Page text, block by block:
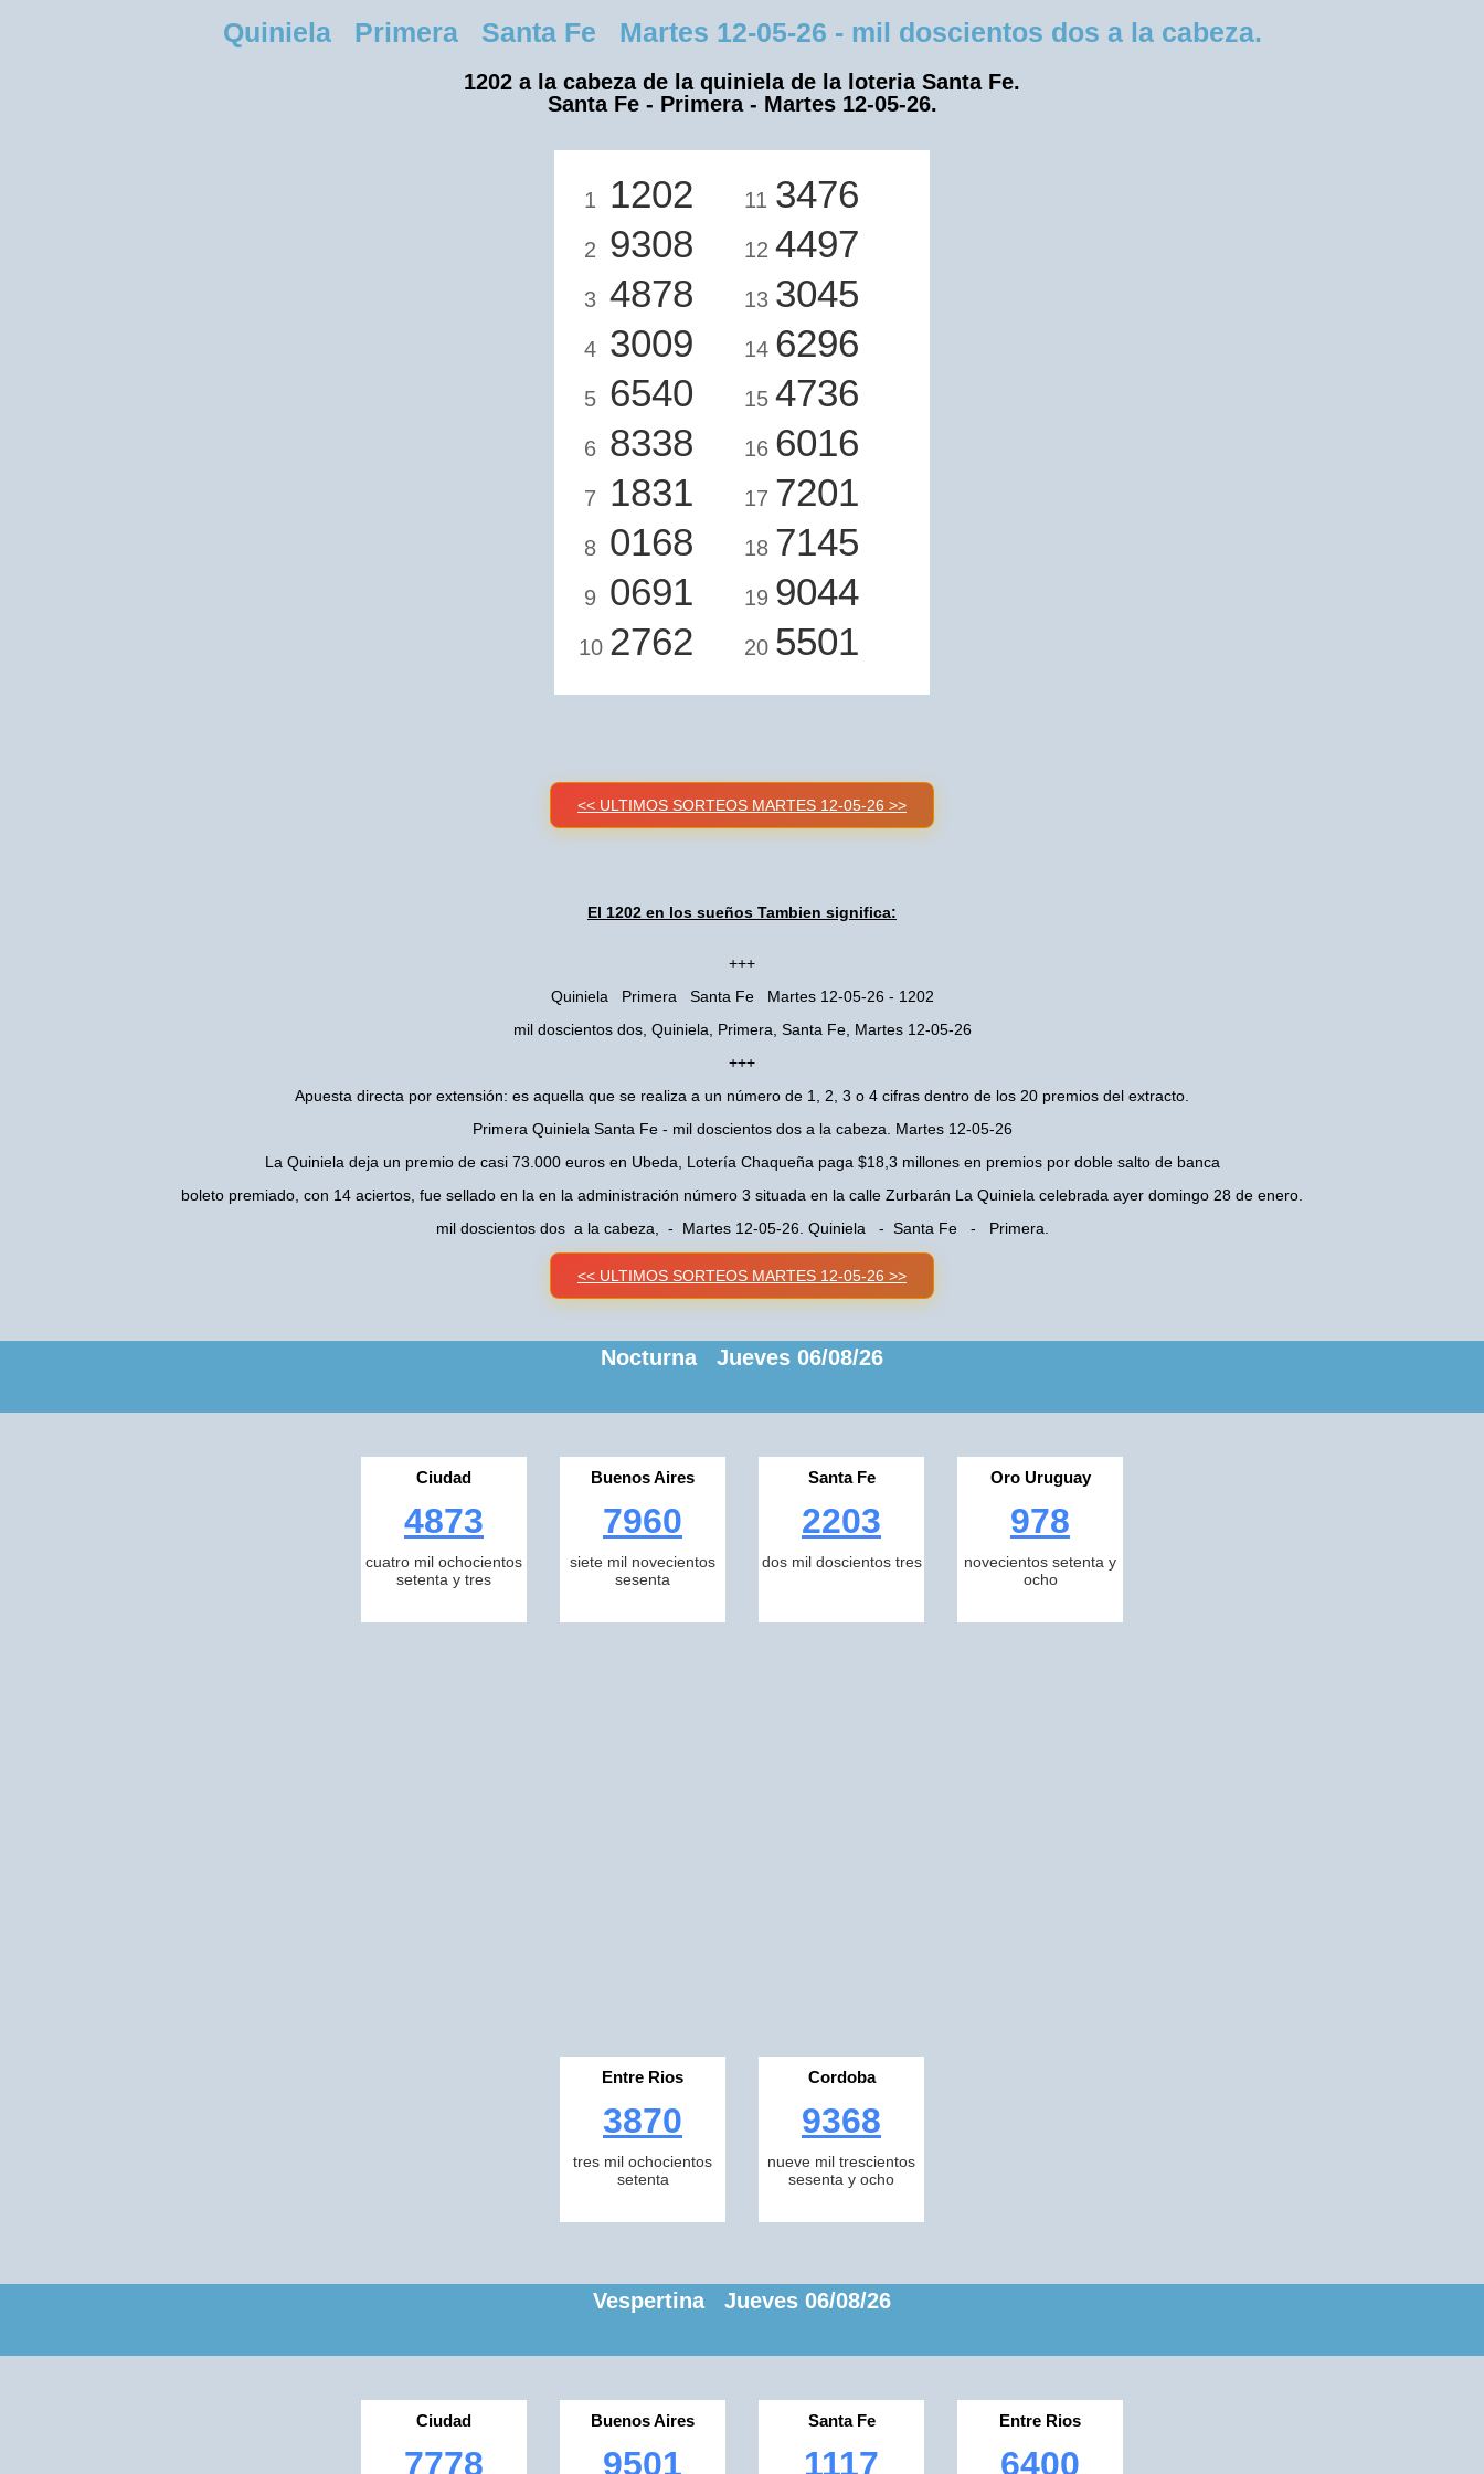
Quiniela Primera Santa Fe Martes 12-05-26 - mil doscientos dos a la cabeza.
1202 a la cabeza de la quiniela de la loteria Santa Fe.
Santa Fe - Primera - Martes 12-05-26.
1 1202
2 9308
3 4878
4 3009
5 6540
6 8338
7 1831
8 0168
9 0691
10 2762
11 3476
12 4497
13 3045
14 6296
15 4736
16 6016
17 7201
18 7145
19 9044
20 5501
<< ULTIMOS SORTEOS MARTES 12-05-26 >>
El 1202 en los sueños Tambien significa:
+++
Quiniela Primera Santa Fe Martes 12-05-26 - 1202
mil doscientos dos, Quiniela, Primera, Santa Fe, Martes 12-05-26
+++
Apuesta directa por extensión: es aquella que se realiza a un número de 1, 2, 3 o 4 cifras dentro de los 20 premios del extracto.
Primera Quiniela Santa Fe - mil doscientos dos a la cabeza. Martes 12-05-26
La Quiniela deja un premio de casi 73.000 euros en Ubeda, Lotería Chaqueña paga $18,3 millones en premios por doble salto de banca
boleto premiado, con 14 aciertos, fue sellado en la en la administración número 3 situada en la calle Zurbarán La Quiniela celebrada ayer domingo 28 de enero.
mil doscientos dos a la cabeza, - Martes 12-05-26. Quiniela - Santa Fe - Primera.
<< ULTIMOS SORTEOS MARTES 12-05-26 >>
Nocturna Jueves 06/08/26
Ciudad
4873
cuatro mil ochocientos
setenta y tres
Buenos Aires
7960
siete mil novecientos
sesenta
Santa Fe
2203
dos mil doscientos tres
Oro Uruguay
978
novecientos setenta y
ocho
Entre Rios
3870
tres mil ochocientos
setenta
Cordoba
9368
nueve mil trescientos
sesenta y ocho
Vespertina Jueves 06/08/26
Ciudad
7778
Buenos Aires
9501
Santa Fe
1117
Entre Rios
6400